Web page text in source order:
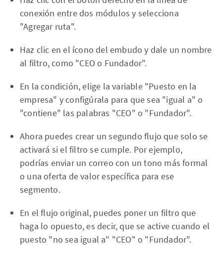
conexión entre dos módulos y selecciona
"Agregar ruta".
Haz clic en el ícono del embudo y dale un nombre
al filtro, como "CEO o Fundador".
En la condición, elige la variable "Puesto en la
empresa" y configúrala para que sea "igual a" o
"contiene" las palabras "CEO" o "Fundador".
Ahora puedes crear un segundo flujo que solo se
activará si el filtro se cumple. Por ejemplo,
podrías enviar un correo con un tono más formal
o una oferta de valor específica para ese
segmento.
En el flujo original, puedes poner un filtro que
haga lo opuesto, es decir, que se active cuando el
puesto "no sea igual a" "CEO" o "Fundador".